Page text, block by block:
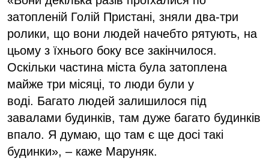
затопленій Голій Пристані, зняли два-три
ролики, що вони людей начебто рятують, на
цьому з їхнього боку все закінчилося.
Оскільки частина міста була затоплена
майже три місяці, то люди були у
воді. Багато людей залишилося під
завалами будинків, там дуже багато будинків
впало. Я думаю, що там є ще досі такі
будинки», – каже Маруняк.